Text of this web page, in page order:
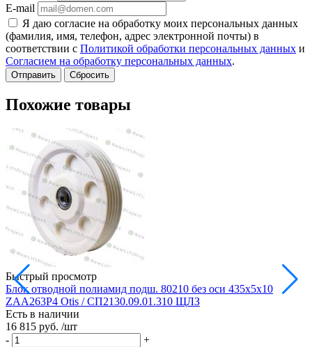
E-mail
Я даю согласие на обработку моих персональных данных
(фамилия, имя, телефон, адрес электронной почты) в
соответствии с Политикой обработки персональных данных и
Согласием на обработку персональных данных.
Сбросить
Похожие товары
Быстрый просмотр
Блок отводной полиамид подш. 80210 без оси 435х5х10
ZAA263P4 Otis / СП2130.09.01.310 ЩЛЗ
Есть в наличии
16 815 руб. /шт
-
+